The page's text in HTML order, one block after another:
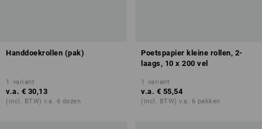
Handdoekrollen (pak)
1 variant
v.a. € 30,13
(incl. BTW) v.a. 6 dozen
Poetspapier kleine rollen, 2-
laags, 10 x 200 vel
1 variant
v.a. € 55,54
(incl. BTW) v.a. 6 pakken